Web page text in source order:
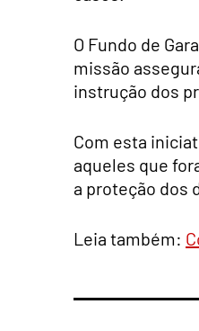
O Fundo de
missão
instrução dos
Com esta
aqueles que
a proteção dos
Leia também: